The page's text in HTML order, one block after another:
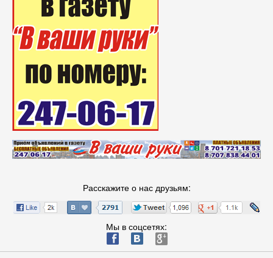
Расскажите о нас друзьям:
Мы в соцсетях:
ä æ è